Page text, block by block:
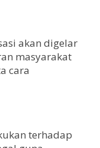
akan digelar
masyarakat
cara
terhadap